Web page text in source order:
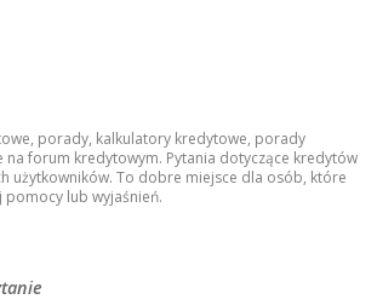
porady, kalkulatory kredytowe, porady
na forum kredytowym. Pytania dotyczące kredytów
użytkowników. To dobre miejsce dla osób, które
lub wyjaśnień.